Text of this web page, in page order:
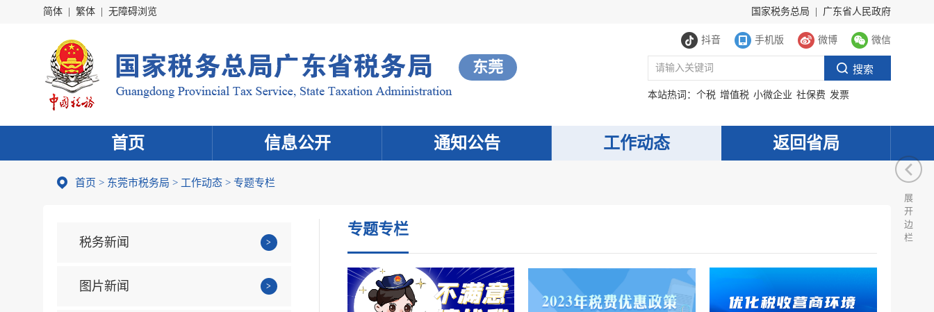
简体 繁体 无障碍浏览 国家税务总局 广东省人民政府
抖音 手机版 微博 微信
东莞
本站热词： 个税 增值税 小微企业 社保费 发票
首页 信息公开 通知公告 工作动态 返回省局
首页 > 东莞市税务局 > 工作动态 > 专题专栏
税务新闻
图片新闻
专题专栏
展
开
边
栏